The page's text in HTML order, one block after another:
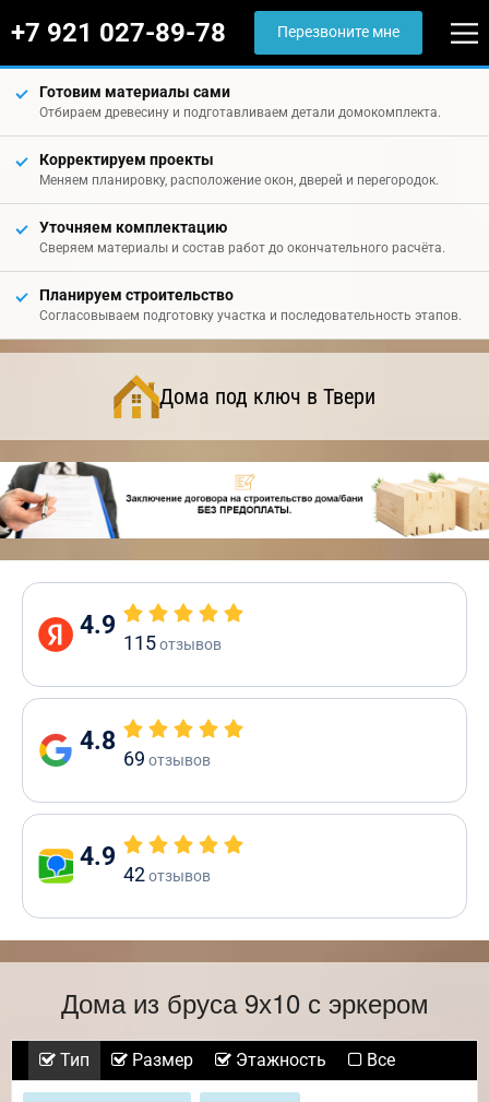
+7 921 027-89-78 Перезвоните мне
Готовим материалы сами
Отбираем древесину и подготавливаем детали домокомплекта.
Корректируем проекты
Меняем планировку, расположение окон, дверей и перегородок.
Уточняем комплектацию
Сверяем материалы и состав работ до окончательного расчёта.
Планируем строительство
Согласовываем подготовку участка и последовательность этапов.
Дома под ключ в Твери
4.9
115отзывов
4.8
69 отзывов
4.9
42отзывов
Дома из бруса 9х10 с эркером
Тип Размер Этажность Все